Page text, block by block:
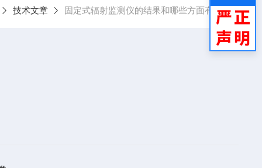
技术文章 固定式辐射监测仪的结果和哪些方面有关